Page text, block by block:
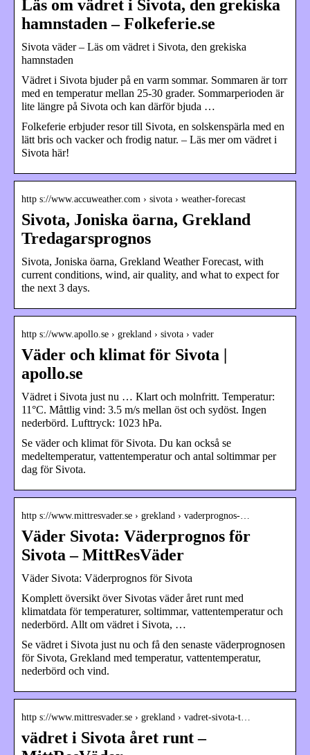
Läs om vädret i Sivota, den grekiska
hamnstaden – Folkeferie.se
Sivota väder – Läs om vädret i Sivota, den grekiska
hamnstaden
Vädret i Sivota bjuder på en varm sommar. Sommaren är torr
med en temperatur mellan 25-30 grader. Sommarperioden är
lite längre på Sivota och kan därför bjuda …
Folkeferie erbjuder resor till Sivota, en solskenspärla med en
lätt bris och vacker och frodig natur. – Läs mer om vädret i
Sivota här!
http s://www.accuweather.com › sivota › weather-forecast
Sivota, Joniska öarna, Grekland
Tredagarsprognos
Sivota, Joniska öarna, Grekland Weather Forecast, with
current conditions, wind, air quality, and what to expect for
the next 3 days.
http s://www.apollo.se › grekland › sivota › vader
Väder och klimat för Sivota |
apollo.se
Vädret i Sivota just nu … Klart och molnfritt. Temperatur:
11°C. Måttlig vind: 3.5 m/s mellan öst och sydöst. Ingen
nederbörd. Lufttryck: 1023 hPa.
Se väder och klimat för Sivota. Du kan också se
medeltemperatur, vattentemperatur och antal soltimmar per
dag för Sivota.
http s://www.mittresvader.se › grekland › vaderprognos-…
Väder Sivota: Väderprognos för
Sivota – MittResVäder
Väder Sivota: Väderprognos för Sivota
Komplett översikt över Sivotas väder året runt med
klimatdata för temperaturer, soltimmar, vattentemperatur och
nederbörd. Allt om vädret i Sivota, …
Se vädret i Sivota just nu och få den senaste väderprognosen
för Sivota, Grekland med temperatur, vattentemperatur,
nederbörd och vind.
http s://www.mittresvader.se › grekland › vadret-sivota-t…
vädret i Sivota året runt –